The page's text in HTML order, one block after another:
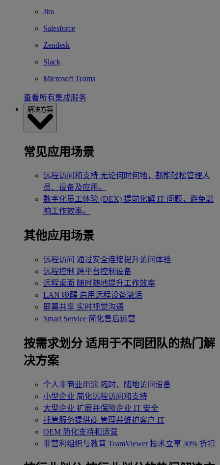
Jira
Salesforce
Zendesk
Slack
Microsoft Teams
查看所有集成服务
解决方案
常见应用场景
远程访问和支持 无论何时何地，都能轻松管理人
员、设备及应用。
数字化员工体验 (DEX) 提前化解 IT 问题，避免影
响工作效率。
其他应用场景
远程访问 通过安全连接提升访问体验
远程控制 跨平台控制设备
远程桌面 随时随地提升工作效率
LAN 唤醒 启用远程设备激活
屏幕共享 实时视觉沟通
Smart Service 简化售后运营
按需求划分 适用于不同团队的热门解
决方案
个人非商业用途 随时、随地访问设备
小型企业 简化远程访问和支持
大型企业 扩展并保障企业 IT 安全
托管服务提供商 管理并维护客户 IT
OEM 简化支持和运营
非营利组织与教育 TeamViewer 技术立享 30% 折扣